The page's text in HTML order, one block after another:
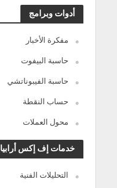
أدوات وبرامج
مفكرة الأخبار
حاسبة البيفوت
حاسبة الفيبوناتشي
حساب النقطة
محول العملات
خدمات إف إكس أرابيا
التحليلات الفنية